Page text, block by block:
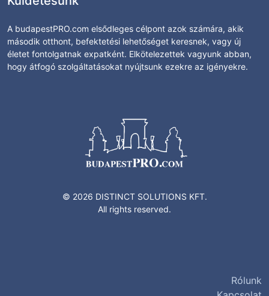
A budapestPRO.com elsődleges célpont azok számára, akik
második otthont, befektetési lehetőséget keresnek, vagy új
életet fontolgatnak expatként. Elkötelezettek vagyunk abban,
hogy átfogó szolgáltatásokat nyújtsunk ezekre az igényekre.
© 2026 DISTINCT SOLUTIONS KFT.
All rights reserved.
Rólunk